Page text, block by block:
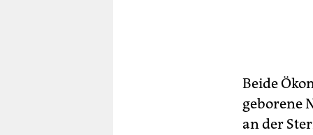
Beide
geborene
an der